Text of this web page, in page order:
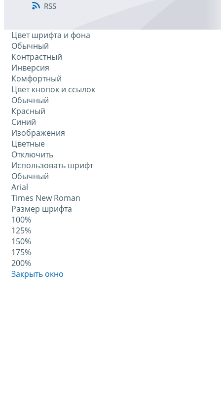
RSS
Цвет шрифта и фона
Обычный
Контрастный
Инверсия
Комфортный
Цвет кнопок и ссылок
Обычный
Красный
Синий
Изображения
Цветные
Отключить
Использовать шрифт
Обычный
Arial
Times New Roman
Размер шрифта
100%
125%
150%
175%
200%
Закрыть окно